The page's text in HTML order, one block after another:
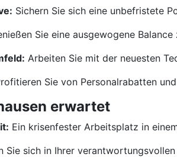
Sichern Sie sich eine unbefristete
Sie eine ausgewogene
Arbeiten Sie mit der neuesten
Sie von Personalrabatten
erwartet
Ein krisenfester Arbeitsplatz in
Sie sich in Ihrer